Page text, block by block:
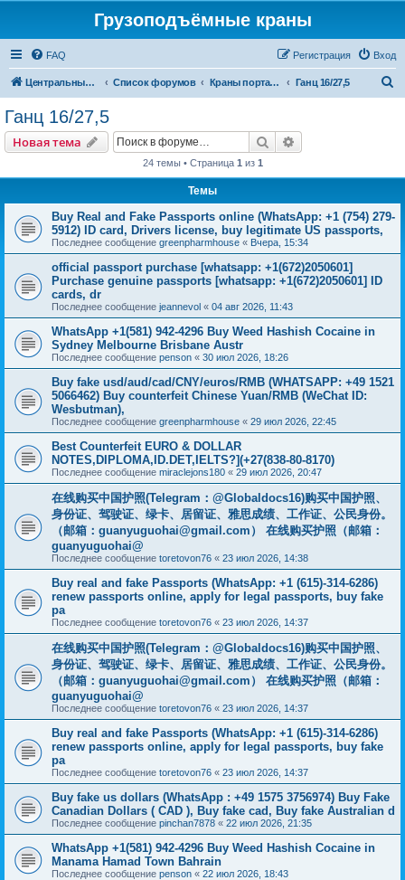
Грузоподъёмные краны
FAQ Вход
Регистрация
Центральный сайт Список форумов Краны портальные Ганц 16/27,5
Ганц 16/27,5
Новая тема Поиск
24 темы • Страница 1 из 1
Темы
Buy Real and Fake Passports online (WhatsApp: +1 (754) 279-
5912) ID card, Drivers license, buy legitimate US passports,
Последнее сообщение greenpharmhouse « Вчера, 15:34
official passport purchase [whatsapp: +1(672)2050601]
Purchase genuine passports [whatsapp: +1(672)2050601] ID
cards, dr
Последнее сообщение jeannevol « 04 авг 2026, 11:43
WhatsApp +1(581) 942-4296 Buy Weed Hashish Cocaine in
Sydney Melbourne Brisbane Austr
Последнее сообщение penson « 30 июл 2026, 18:26
Buy fake usd/aud/cad/CNY/euros/RMB (WHATSAPP: +49 1521
5066462) Buy counterfeit Chinese Yuan/RMB (WeChat ID:
Wesbutman),
Последнее сообщение greenpharmhouse « 29 июл 2026, 22:45
Best Counterfeit EURO & DOLLAR
NOTES,DIPLOMA,ID.DET,IELTS?](+27(838-80-8170)
Последнее сообщение miraclejons180 « 29 июл 2026, 20:47
在线购买中国护照(Telegram：@Globaldocs16)购买中国护照、
身份证、驾驶证、绿卡、居留证、雅思成绩、工作证、公民身份。
（邮箱： guanyuguohai@gmail.com ） 在线购买护照（邮箱：
guanyuguohai@
Последнее сообщение toretovon76 « 23 июл 2026, 14:38
Buy real and fake Passports (WhatsApp: +1 (615)-314-6286)
renew passports online, apply for legal passports, buy fake
pa
Последнее сообщение toretovon76 « 23 июл 2026, 14:37
在线购买中国护照(Telegram：@Globaldocs16)购买中国护照、
身份证、驾驶证、绿卡、居留证、雅思成绩、工作证、公民身份。
（邮箱： guanyuguohai@gmail.com ） 在线购买护照（邮箱：
guanyuguohai@
Последнее сообщение toretovon76 « 23 июл 2026, 14:37
Buy real and fake Passports (WhatsApp: +1 (615)-314-6286)
renew passports online, apply for legal passports, buy fake
pa
Последнее сообщение toretovon76 « 23 июл 2026, 14:37
Buy fake us dollars (WhatsApp : +49 1575 3756974) Buy Fake
Canadian Dollars ( CAD ), Buy fake cad, Buy fake Australian d
Последнее сообщение pinchan7878 « 22 июл 2026, 21:35
WhatsApp +1(581) 942-4296 Buy Weed Hashish Cocaine in
Manama Hamad Town Bahrain
Последнее сообщение penson « 22 июл 2026, 18:43